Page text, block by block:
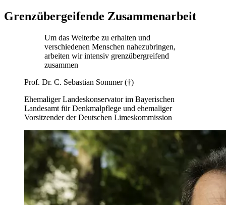
Grenzübergeifende Zusammenarbeit
Um das Welterbe zu erhalten und
verschiedenen Menschen nahezubringen,
arbeiten wir intensiv grenzübergreifend
zusammen
Prof. Dr. C. Sebastian Sommer (†)
Ehemaliger Landeskonservator im Bayerischen
Landesamt für Denkmalpflege und ehemaliger
Vorsitzender der Deutschen Limeskommission